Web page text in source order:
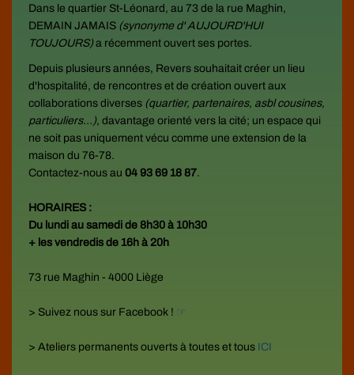
Dans le quartier St-Léonard, au 73 de la rue Maghin,
DEMAIN JAMAIS (synonyme d' AUJOURD'HUI
TOUJOURS) a récemment ouvert ses portes.
Depuis plusieurs années, Revers souhaitait créer un lieu
d'hospitalité, de rencontres et de création ouvert aux
collaborations diverses (quartier, partenaires, asbl cousines,
particuliers...), davantage orienté vers la cité; un espace qui
ne soit pas uniquement vécu comme une extension de la
maison du 76-78.
Contactez-nous au 04 93 69 18 87.
HORAIRES :
Du lundi au samedi de 8h30 à 10h30
+ les vendredis de 16h à 20h
73 rue Maghin - 4000 Liège
> Suivez nous sur Facebook ! ☞
> Ateliers permanents ouverts à toutes et tous ICI